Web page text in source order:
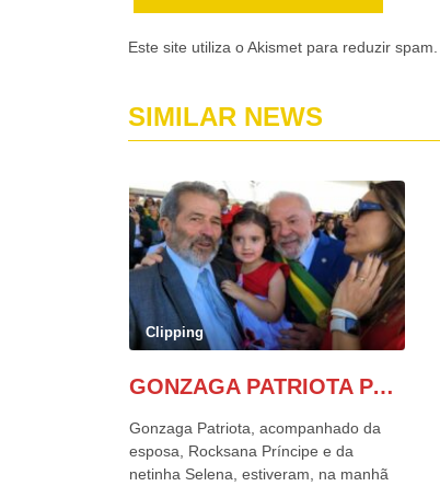
Este site utiliza o Akismet para reduzir spam.
SIMILAR NEWS
Clipping
GONZAGA PATRIOTA PARTICIPA DO DESFILE DA INDEPENDÊNCIA NO PALANQUE DA PRESIDÊNCIA DA REPÚBLICA E É ABRAÇADO POR LULA E POR GERALDO ALCKMIN.
Gonzaga Patriota, acompanhado da
esposa, Rocksana Príncipe e da
netinha Selena, estiveram, na manhã